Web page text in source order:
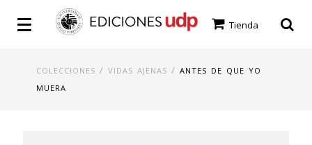
Tienda
COLECCIONES /VIDAS AJENAS /ANTES DE QUE YO
MUERA